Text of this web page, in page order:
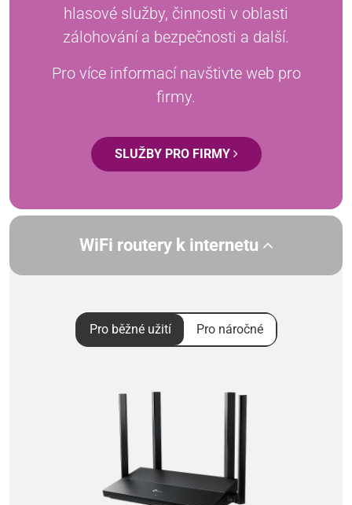
hlasové služby, činnosti v oblasti
zálohování a bezpečnosti a další.
Pro více informací navštivte web pro
firmy.
SLUŽBY PRO FIRMY
WiFi routery k internetu
Pro běžné užití Pro náročné